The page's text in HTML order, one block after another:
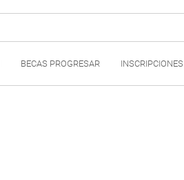
BECAS PROGRESAR INSCRIPCIONES